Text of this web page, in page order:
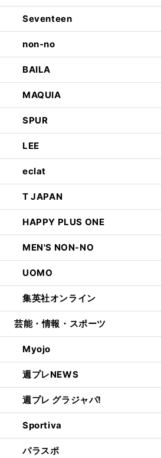
Seventeen
non-no
BAILA
MAQUIA
SPUR
LEE
eclat
T JAPAN
HAPPY PLUS ONE
MEN'S NON-NO
UOMO
集英社オンライン
芸能・情報・スポーツ
Myojo
週プレNEWS
週プレ グラジャパ!
Sportiva
パラスポ